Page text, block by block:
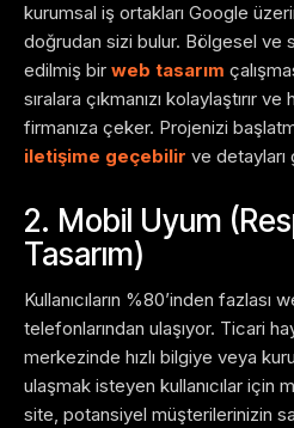
kurumsal iş ortakları Google
doğrudan sizi bulur. Bölgesel ve
edilmiş bir web tasarım
sıralara çıkmanızı kolaylaştırır
firmanıza çeker. Projenizi
iletişime geçebilir ve detayları
2. Mobil Uyum
Tasarım)
Kullanıcıların %80’inden fazlası
telefonlarından ulaşıyor. Ticari
merkezinde hızlı bilgiye veya
ulaşmak isteyen kullanıcılar için
site, potansiyel müşterilerinizin